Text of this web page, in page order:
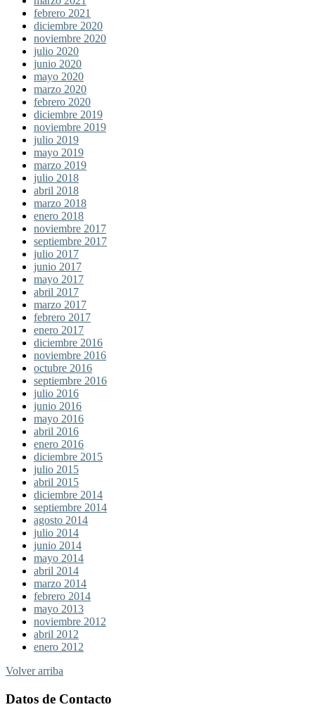
febrero 2021
diciembre 2020
noviembre 2020
julio 2020
junio 2020
mayo 2020
marzo 2020
febrero 2020
diciembre 2019
noviembre 2019
julio 2019
mayo 2019
marzo 2019
julio 2018
abril 2018
marzo 2018
enero 2018
noviembre 2017
septiembre 2017
julio 2017
junio 2017
mayo 2017
abril 2017
marzo 2017
febrero 2017
enero 2017
diciembre 2016
noviembre 2016
octubre 2016
septiembre 2016
julio 2016
junio 2016
mayo 2016
abril 2016
enero 2016
diciembre 2015
julio 2015
abril 2015
diciembre 2014
septiembre 2014
agosto 2014
julio 2014
junio 2014
mayo 2014
abril 2014
marzo 2014
febrero 2014
mayo 2013
noviembre 2012
abril 2012
enero 2012
Volver arriba
Datos de Contacto